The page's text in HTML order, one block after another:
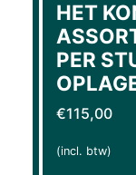
HET
PER
€115,00
(incl. btw)